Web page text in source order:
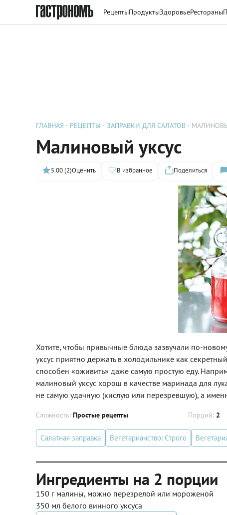
РецептыПродуктыЗдоровьеРестораны
ГЛАВНАЯ РЕЦЕПТЫ ЗАПРАВКИ ДЛЯ САЛАТОВ
Малиновый уксус
5.00 (2)Оценить В избранное Поделиться
Хотите, чтобы привычные блюда зазвучали по-
уксус приятно держать в холодильнике как
способен «оживить» даже самую простую еду.
малиновый уксус хорош в качестве маринада для
не самую удачную (кислую или перезревшую), а
Сложность: Простые рецепты Порций: 2
Салатная заправка Вегетарианство: Строго
Ингредиенты на 2 порции
150 г малины, можно перезрелой или мороженой
350 мл белого винного уксуса